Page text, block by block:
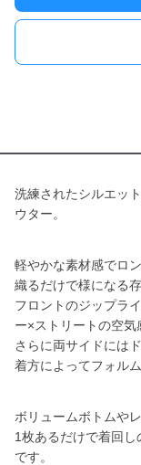
洗練されたシルエッ
ウター。
軽やかな素材感でロ
織るだけで様になる存
フロントのジップラ
ー×ストリートの空気
さらに両サイドには
着方によってフォル
ボリュームボトムや
1枚あるだけで着回
です。